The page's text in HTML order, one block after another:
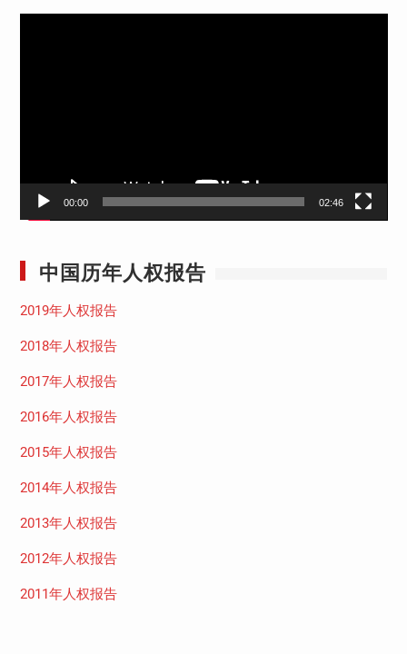
00:00 02:46
中国历年人权报告
2019年人权报告
2018年人权报告
2017年人权报告
2016年人权报告
2015年人权报告
2014年人权报告
2013年人权报告
2012年人权报告
2011年人权报告